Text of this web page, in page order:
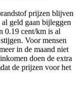
prijzen blijven
geld gaan bijleggen
0.19 cent/km is al
Voor mensen
in de maand niet
doen de extra
de prijzen voor het